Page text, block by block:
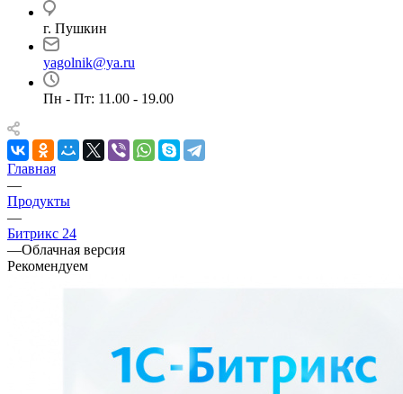
г. Пушкин
yagolnik@ya.ru
Пн - Пт: 11.00 - 19.00
Главная
—
Продукты
—
Битрикс 24
—Облачная версия
Рекомендуем